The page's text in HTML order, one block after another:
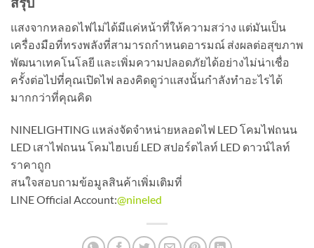
แสงจากหลอดไฟไม่ได้มีแค่หน้าที่ให้ความสว่าง แต่มันเป็น
เครื่องมือที่ทรงพลังที่สามารถกำหนดอารมณ์ ส่งผลต่อสุขภาพ
พัฒนาเทคโนโลยี และเพิ่มความปลอดภัยได้อย่างไม่น่าเชื่อ
ครั้งต่อไปที่คุณเปิดไฟ ลองคิดดูว่าแสงนั้นกำลังทำอะไรได้
มากกว่าที่คุณคิด
NINELIGHTING แหล่งจัดจำหน่ายหลอดไฟ LED โคมไฟถนน
LED เสาไฟถนน โคมไฮเบย์ LED สปอร์ตไลท์ LED ดาวน์ไลท์
ราคาถูก
สนใจสอบถามข้อมูลสินค้าเพิ่มเติมที่
LINE Official Account:@nineled